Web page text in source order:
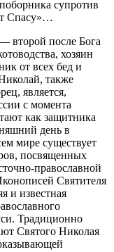
супротив
Спасу»…
второй после Бога
хозяин
от всех бед и
также
является,
с момента
как защитника
день в
мире существует
посвященных
православной
Святителя
и известная
Традиционно
Святого Николая